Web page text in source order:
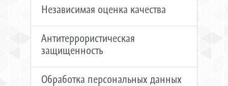
Независимая оценка качества
Антитеррористическая
защищенность
Обработка персональных данных